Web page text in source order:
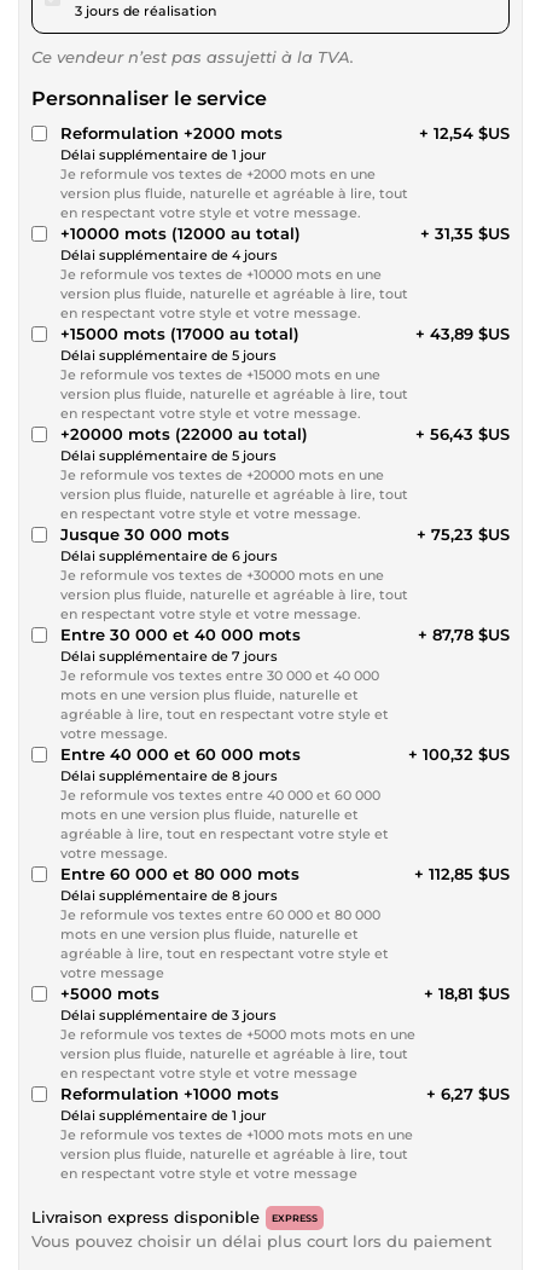
3 jours de réalisation
Ce vendeur n’est pas assujetti à la TVA.
Personnaliser le service
Reformulation +2000 mots
Délai supplémentaire de 1 jour
Je reformule vos textes de +2000 mots en une
version plus fluide, naturelle et agréable à lire, tout
en respectant votre style et votre message.
+ 12,54 $US
+10000 mots (12000 au total)
Délai supplémentaire de 4 jours
Je reformule vos textes de +10000 mots en une
version plus fluide, naturelle et agréable à lire, tout
en respectant votre style et votre message.
+ 31,35 $US
+15000 mots (17000 au total)
Délai supplémentaire de 5 jours
Je reformule vos textes de +15000 mots en une
version plus fluide, naturelle et agréable à lire, tout
en respectant votre style et votre message.
+ 43,89 $US
+20000 mots (22000 au total)
Délai supplémentaire de 5 jours
Je reformule vos textes de +20000 mots en une
version plus fluide, naturelle et agréable à lire, tout
en respectant votre style et votre message.
+ 56,43 $US
Jusque 30 000 mots
Délai supplémentaire de 6 jours
Je reformule vos textes de +30000 mots en une
version plus fluide, naturelle et agréable à lire, tout
en respectant votre style et votre message.
+ 75,23 $US
Entre 30 000 et 40 000 mots
Délai supplémentaire de 7 jours
Je reformule vos textes entre 30 000 et 40 000
mots en une version plus fluide, naturelle et
agréable à lire, tout en respectant votre style et
votre message.
+ 87,78 $US
Entre 40 000 et 60 000 mots
Délai supplémentaire de 8 jours
Je reformule vos textes entre 40 000 et 60 000
mots en une version plus fluide, naturelle et
agréable à lire, tout en respectant votre style et
votre message.
+ 100,32 $US
Entre 60 000 et 80 000 mots
Délai supplémentaire de 8 jours
Je reformule vos textes entre 60 000 et 80 000
mots en une version plus fluide, naturelle et
agréable à lire, tout en respectant votre style et
votre message
+ 112,85 $US
+5000 mots
Délai supplémentaire de 3 jours
Je reformule vos textes de +5000 mots mots en une
version plus fluide, naturelle et agréable à lire, tout
en respectant votre style et votre message
+ 18,81 $US
Reformulation +1000 mots
Délai supplémentaire de 1 jour
Je reformule vos textes de +1000 mots mots en une
version plus fluide, naturelle et agréable à lire, tout
en respectant votre style et votre message
+ 6,27 $US
Livraison express disponible EXPRESS
Vous pouvez choisir un délai plus court lors du paiement